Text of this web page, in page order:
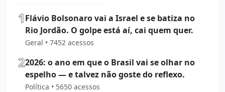
1Flávio Bolsonaro vai a Israel e se batiza no
Rio Jordão. O golpe está aí, cai quem quer.
Geral • 7452 acessos
22026: o ano em que o Brasil vai se olhar no
espelho — e talvez não goste do reflexo.
Política • 5650 acessos